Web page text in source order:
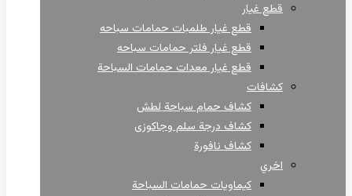
قطع غيار
قطع غيار طلمبات حمامات سباحه
قطع غيار فلتر حمامات سباحه
قطع غيار معدات حمامات السباحة
كشافات
كشاف حمام سباحة لطش
كشاف درجة سلم وجاكوزى
كشاف نافورة
اخري
كيماويات حمامات السباحة